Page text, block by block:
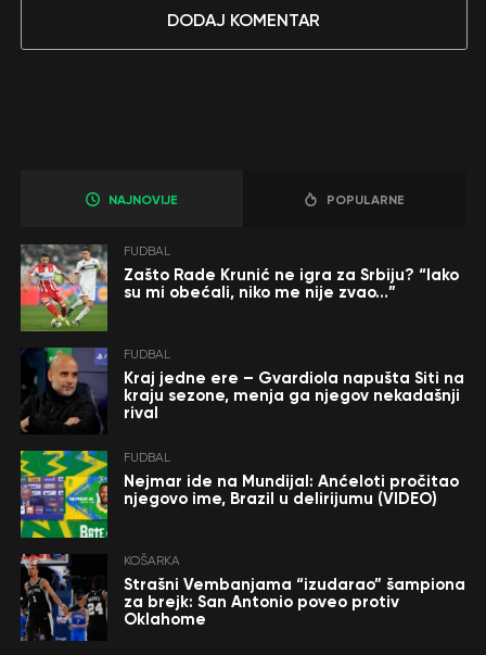
DODAJ KOMENTAR
NAJNOVIJE POPULARNE
FUDBAL
Zašto Rade Krunić ne igra za Srbiju? “Iako
su mi obećali, niko me nije zvao…”
FUDBAL
Kraj jedne ere – Gvardiola napušta Siti na
kraju sezone, menja ga njegov nekadašnji
rival
FUDBAL
Nejmar ide na Mundijal: Anćeloti pročitao
njegovo ime, Brazil u delirijumu (VIDEO)
KOŠARKA
Strašni Vembanjama “izudarao” šampiona
za brejk: San Antonio poveo protiv
Oklahome